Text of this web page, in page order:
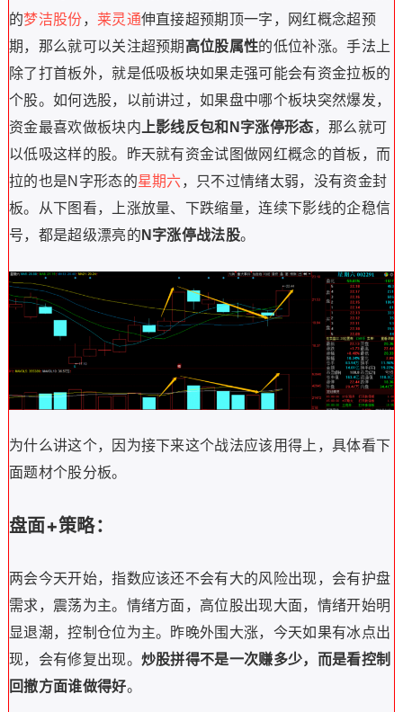
的梦洁股份， 莱灵通伸直接超预期顶一字，网红概念超预
期，那么就可以关注超预期 高位股属性的低位补涨。手法上
除了打首板外，就是低吸板块如果走强可能会有资金拉板的
个股。如何选股，以前讲过，如果盘中哪个板块突然爆发，
资金最喜欢做板块内 上影线反包和N字涨停形态，那么就可
以低吸这样的股。昨天就有资金试图做网红概念的首板，而
拉的也是N字形态的星期六，只不过情绪太弱，没有资金封
板。从下图看，上涨放量、下跌缩量，连续下影线的企稳信
号， 都是超级漂亮的 N字涨停战法股。
为什么讲这个，因为接下来这个战法应该用得上，具体看下
面题材个股分板。
盘面+策略：
两会今天开始，指数应该还不会有大的风险出现，会有护盘
需求，震荡为主。 情绪方面，高位股出现大面，情绪开始明
显退潮，控制仓位为主。昨晚外围大涨，今天如果有冰点出
现，会有修复出现。 炒股拼得不是一次赚多少，而是看控制
回撤方面谁做得好。